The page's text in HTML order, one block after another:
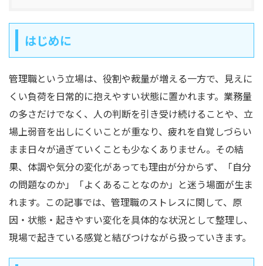
はじめに
管理職という立場は、役割や裁量が増える一方で、見えに
くい負荷を日常的に抱えやすい状態に置かれます。業務量
の多さだけでなく、人の判断を引き受け続けることや、立
場上弱音を出しにくいことが重なり、疲れを自覚しづらい
まま日々が過ぎていくことも少なくありません。その結
果、体調や気分の変化があっても理由が分からず、「自分
の問題なのか」「よくあることなのか」と迷う場面が生ま
れます。この記事では、管理職のストレスに関して、原
因・状態・起きやすい変化を具体的な状況として整理し、
現場で起きている感覚と結びつけながら扱っていきます。